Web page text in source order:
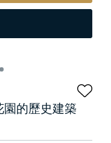
的歷史建築